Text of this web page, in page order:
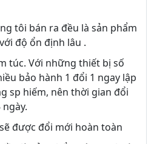
tôi bán ra đều là sản phẩm
độ ổn định lâu .
túc. Với những thiết bị số
bảo hành 1 đổi 1 ngay lập
sp hiếm, nên thời gian đổi
được đổi mới hoàn toàn